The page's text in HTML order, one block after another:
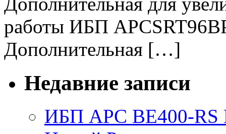
работы ИБП
Дополнительная […]
Недавние записи
ИБП APC BE400-RS